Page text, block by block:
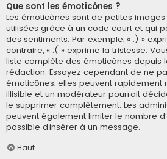
Que sont les émoticônes ?
Les émoticônes sont de petites
utilisées grâce à un code court et qui
des sentiments. Par exemple, « :) »
contraire, « :( » exprime la tristesse.
liste complète des émoticônes depuis
rédaction. Essayez cependant de ne
émoticônes, elles peuvent rapidement
illisible et un modérateur pourrait
le supprimer complètement. Les
peuvent également limiter le nombre
possible d’insérer à un message.
Haut